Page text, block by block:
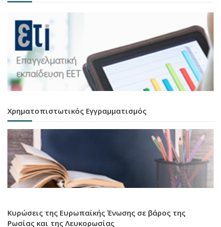
Χρηματοπιστωτικός Εγγραμματισμός
Κυρώσεις της Ευρωπαϊκής Ένωσης σε βάρος της
Ρωσίας και της Λευκορωσίας